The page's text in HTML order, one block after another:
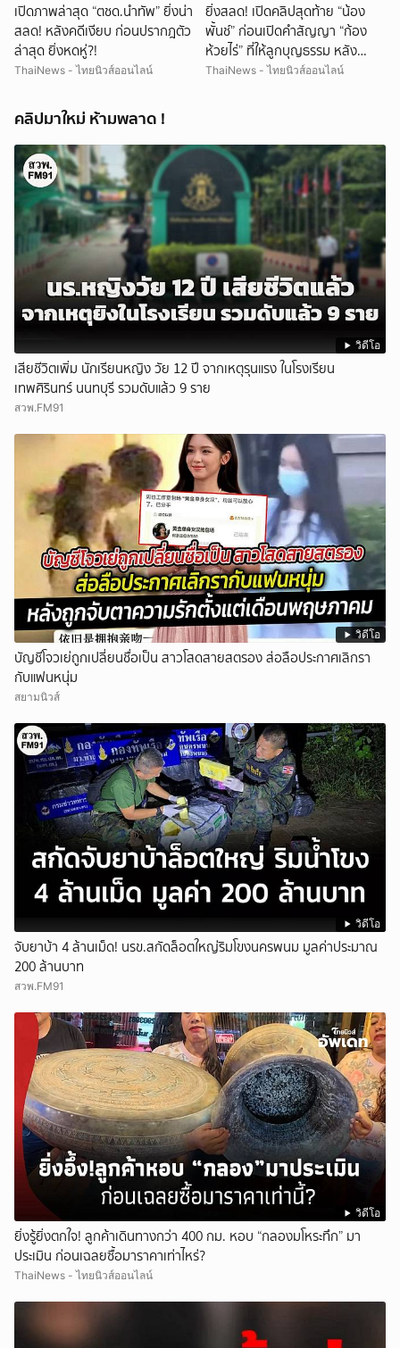
เปิดภาพล่าสุด “ตชด.นำทัพ” ยิ่งน่า
สลด! หลังคดีเงียบ ก่อนปรากฎตัว
ล่าสุด ยิ่งหดหู่?!
ThaiNews - ไทยนิวส์ออนไลน์
ยิ่งสลด! เปิดคลิปสุดท้าย “น้อง
พั้นช์” ก่อนเปิดคำสัญญา “ก้อง
ห้วยไร่” ที่ให้ลูกบุญธรรม หลัง
ลาโลก!
ThaiNews - ไทยนิวส์ออนไลน์
คลิปมาใหม่ ห้ามพลาด !
วิดีโอ
เสียชีวิตเพิ่ม นักเรียนหญิง วัย 12 ปี จากเหตุรุนแรง ในโรงเรียน
เทพศิรินทร์ นนทบุรี รวมดับแล้ว 9 ราย
สวพ.FM91
วิดีโอ
บัญชีโจวเย่ถูกเปลี่ยนชื่อเป็น สาวโสดสายสตรอง ส่อลือประกาศเลิกรา
กับแฟนหนุ่ม
สยามนิวส์
วิดีโอ
จับยาบ้า 4 ล้านเม็ด! นรข.สกัดล็อตใหญ่ริมโขงนครพนม มูลค่าประมาณ
200 ล้านบาท
สวพ.FM91
วิดีโอ
ยิ่งรู้ยิ่งตกใจ! ลูกค้าเดินทางกว่า 400 กม. หอบ “กลองมโหระทึก” มา
ประเมิน ก่อนเฉลยซื้อมาราคาเท่าไหร่?
ThaiNews - ไทยนิวส์ออนไลน์